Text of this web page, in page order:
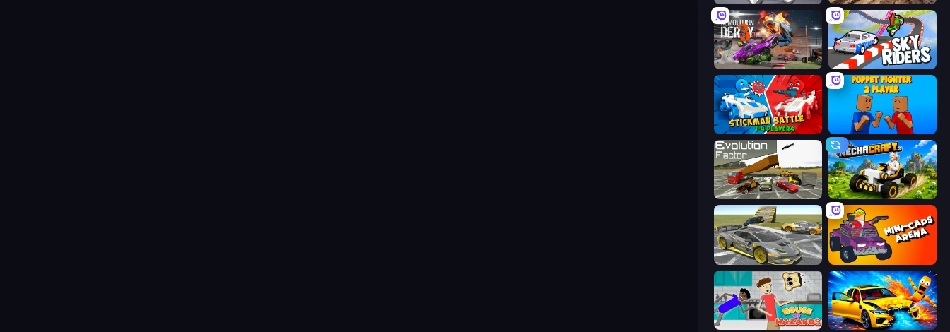
Demolition Derby 3 Sky Riders
Stickman battle 1-4 Players Puppet Fighter 2 Player
Evolution Factor Mechacraft.io
Wrong Way Mini-Caps: Arena
House of Hazards BMG: Ragdoll Playground